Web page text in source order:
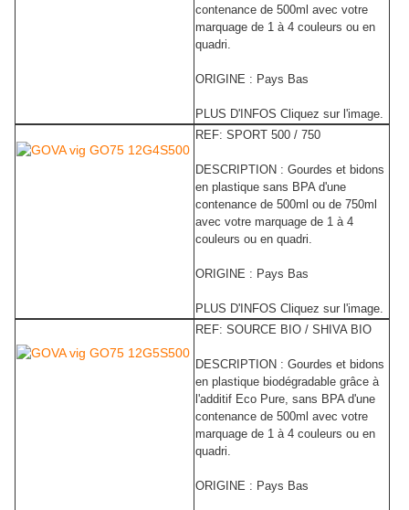
contenance de 500ml avec votre
marquage de 1 à 4 couleurs ou en
quadri.
ORIGINE : Pays Bas
PLUS D'INFOS Cliquez sur l'image.
REF: SPORT 500 / 750
DESCRIPTION : Gourdes et bidons
en plastique sans BPA d'une
contenance de 500ml ou de 750ml
avec votre marquage de 1 à 4
couleurs ou en quadri.
ORIGINE : Pays Bas
PLUS D'INFOS Cliquez sur l'image.
REF: SOURCE BIO / SHIVA BIO
DESCRIPTION : Gourdes et bidons
en plastique biodégradable grâce à
l'additif Eco Pure, sans BPA d'une
contenance de 500ml avec votre
marquage de 1 à 4 couleurs ou en
quadri.
ORIGINE : Pays Bas